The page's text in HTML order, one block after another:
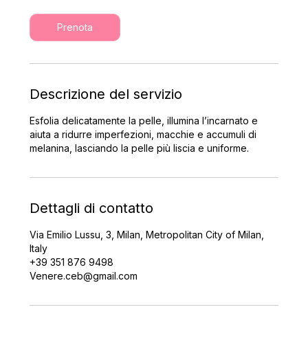
Prenota
Descrizione del servizio
Esfolia delicatamente la pelle, illumina l’incarnato e
aiuta a ridurre imperfezioni, macchie e accumuli di
melanina, lasciando la pelle più liscia e uniforme.
Dettagli di contatto
Via Emilio Lussu, 3, Milan, Metropolitan City of Milan,
Italy
+39 351 876 9498
Venere.ceb@gmail.com